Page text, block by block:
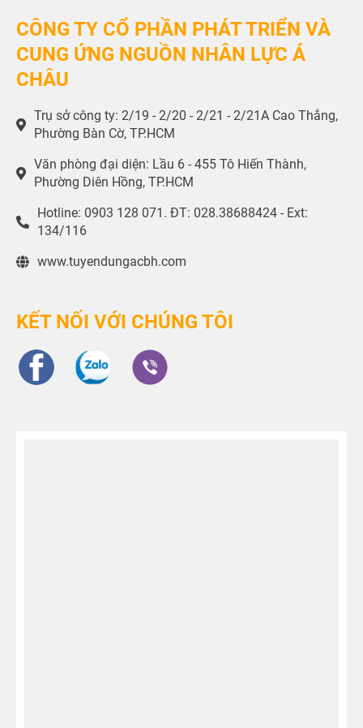
CÔNG TY CỔ PHẦN PHÁT TRIỂN VÀ
CUNG ỨNG NGUỒN NHÂN LỰC Á
CHÂU
Trụ sở công ty: 2/19 - 2/20 - 2/21 - 2/21A Cao Thắng,
Phường Bàn Cờ, TP.HCM
Văn phòng đại diện: Lầu 6 - 455 Tô Hiến Thành,
Phường Diên Hồng, TP.HCM
Hotline: 0903 128 071. ĐT: 028.38688424 - Ext:
134/116
www.tuyendungacbh.com
KẾT NỐI VỚI CHÚNG TÔI